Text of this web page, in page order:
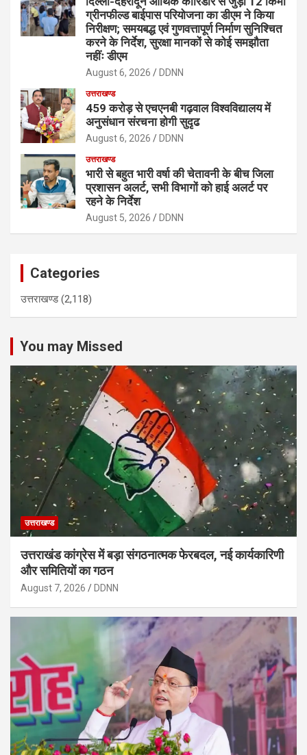
ग्रीनफील्ड बाईपास परियोजना का डीएम ने किया
निरीक्षण; समयबद्ध एवं गुणवत्तापूर्ण निर्माण सुनिश्चित
करने के निर्देश, सुरक्षा मानकों से कोई समझौता
नहींः डीएम
August 6, 2026 DDNN
उत्तराखण्ड
459 करोड़ से एचएनबी गढ़वाल विश्वविद्यालय में
अनुसंधान संरचना होगी सुदृढ
August 6, 2026 DDNN
उत्तराखण्ड
भारी से बहुत भारी वर्षा की चेतावनी के बीच जिला
प्रशासन अलर्ट, सभी विभागों को हाई अलर्ट पर
रहने के निर्देश
August 5, 2026 DDNN
Categories
उत्तराखण्ड(2,118)
You may Missed
उत्तराखण्ड
उत्तराखंड कांग्रेस में बड़ा संगठनात्मक फेरबदल, नई कार्यकारिणी
और समितियों का गठन
August 7, 2026 DDNN